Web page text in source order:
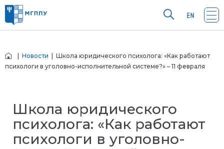
Новости | Школа юридического психолога: «Как работают
психологи в уголовно-исполнительной системе?» – 11 февраля
Школа юридического
психолога: «Как работают
психологи в уголовно-